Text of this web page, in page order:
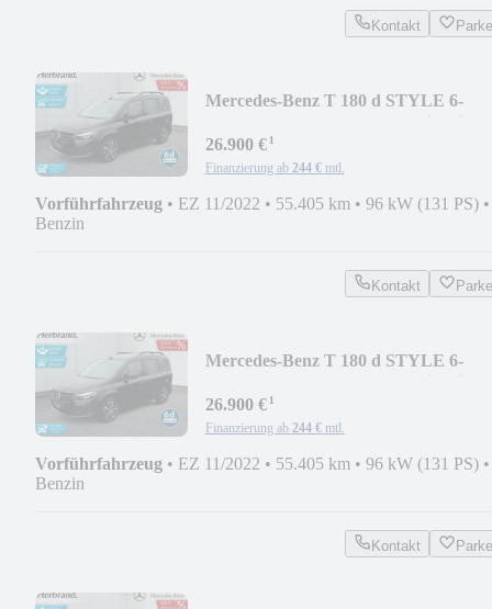
Kontakt
Mercedes-Benz T 180 d STYLE 6-
26.900 €¹
Finanzierung ab 244 € mtl.
Vorführfahrzeug • EZ 11/2022 • 55.405 km • 96 kW (131 PS) •
Benzin
Kontakt
Mercedes-Benz T 180 d STYLE 6-
26.900 €¹
Finanzierung ab 244 € mtl.
Vorführfahrzeug • EZ 11/2022 • 55.405 km • 96 kW (131 PS) •
Benzin
Kontakt